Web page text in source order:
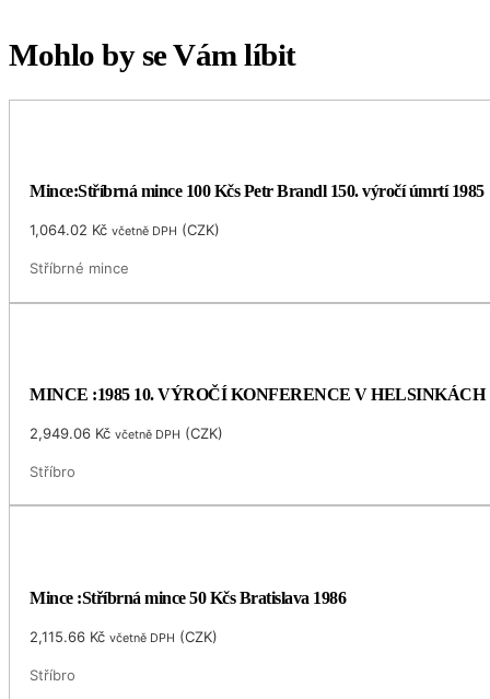
Mohlo by se Vám líbit
Mince:Stříbrná mince 100 Kčs Petr Brandl 150. výročí úmrtí 1985
1,064.02 Kč včetně DPH (CZK)
Stříbrné mince
MINCE :1985 10. VÝROČÍ KONFERENCE V HELSINKÁCH
2,949.06 Kč včetně DPH (CZK)
Stříbro
Mince :Stříbrná mince 50 Kčs Bratislava 1986
2,115.66 Kč včetně DPH (CZK)
Stříbro